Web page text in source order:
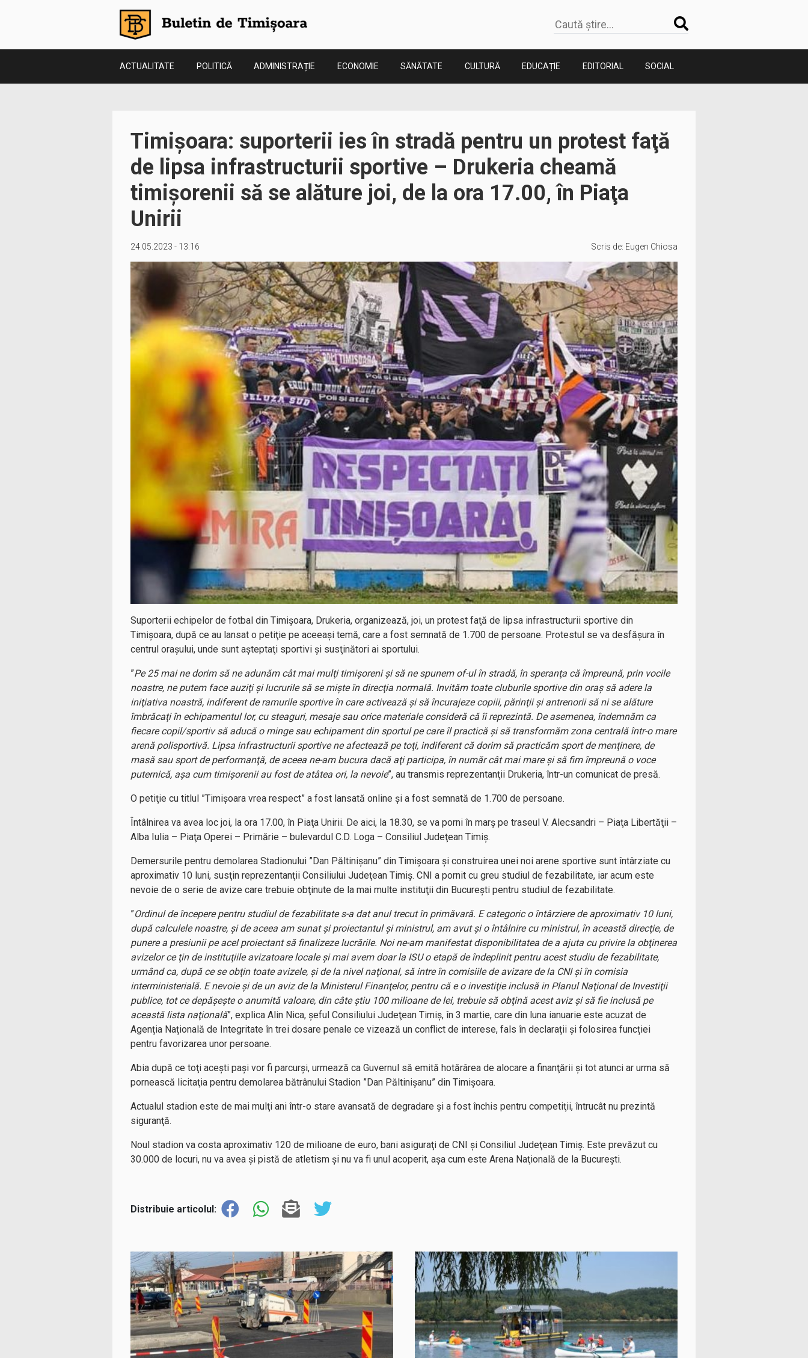
ACTUALITATE POLITICĂ ADMINISTRAȚIE ECONOMIE SĂNĂTATE CULTURĂ EDUCAȚIE EDITORIAL SOCIAL
Timișoara: suporterii ies în stradă pentru un protest faţă
de lipsa infrastructurii sportive – Drukeria cheamă
timișorenii să se alăture joi, de la ora 17.00, în Piaţa
Unirii
24.05.2023 - 13:16 Scris de: Eugen Chiosa
Suporterii echipelor de fotbal din Timişoara, Drukeria, organizează, joi, un protest faţă de lipsa infrastructurii sportive din
Timişoara, după ce au lansat o petiţie pe aceeaşi temă, care a fost semnată de 1.700 de persoane. Protestul se va desfăşura în
centrul oraşului, unde sunt aşteptaţi sportivi şi susţinători ai sportului.
”Pe 25 mai ne dorim să ne adunăm cât mai mulţi timişoreni şi să ne spunem of-ul în stradă, în speranţa că împreună, prin vocile
noastre, ne putem face auziţi şi lucrurile să se mişte în direcţia normală. Invităm toate cluburile sportive din oraş să adere la
iniţiativa noastră, indiferent de ramurile sportive în care activează şi să încurajeze copiii, părinţii şi antrenorii să ni se alăture
îmbrăcaţi în echipamentul lor, cu steaguri, mesaje sau orice materiale consideră că îi reprezintă. De asemenea, îndemnăm ca
fiecare copil/sportiv să aducă o minge sau echipament din sportul pe care îl practică şi să transformăm zona centrală într-o mare
arenă polisportivă. Lipsa infrastructurii sportive ne afectează pe toţi, indiferent că dorim să practicăm sport de menţinere, de
masă sau sport de performanţă, de aceea ne-am bucura dacă aţi participa, în număr cât mai mare şi să fim împreună o voce
puternică, aşa cum timişorenii au fost de atâtea ori, la nevoie”, au transmis reprezentanţii Drukeria, într-un comunicat de presă.
O petiţie cu titlul ”Timişoara vrea respect” a fost lansată online şi a fost semnată de 1.700 de persoane.
Întâlnirea va avea loc joi, la ora 17.00, în Piaţa Unirii. De aici, la 18.30, se va porni în marş pe traseul V. Alecsandri – Piaţa Libertăţii –
Alba Iulia – Piaţa Operei – Primărie – bulevardul C.D. Loga – Consiliul Judeţean Timiş.
Demersurile pentru demolarea Stadionului ”Dan Păltinişanu” din Timişoara şi construirea unei noi arene sportive sunt întârziate cu
aproximativ 10 luni, susţin reprezentanţii Consiliului Judeţean Timiş. CNI a pornit cu greu studiul de fezabilitate, iar acum este
nevoie de o serie de avize care trebuie obţinute de la mai multe instituţii din Bucureşti pentru studiul de fezabilitate.
”Ordinul de începere pentru studiul de fezabilitate s-a dat anul trecut în primăvară. E categoric o întârziere de aproximativ 10 luni,
după calculele noastre, şi de aceea am sunat şi proiectantul şi ministrul, am avut şi o întâlnire cu ministrul, în această direcţie, de
punere a presiunii pe acel proiectant să finalizeze lucrările. Noi ne-am manifestat disponibilitatea de a ajuta cu privire la obţinerea
avizelor ce ţin de instituţiile avizatoare locale şi mai avem doar la ISU o etapă de îndeplinit pentru acest studiu de fezabilitate,
urmând ca, după ce se obţin toate avizele, şi de la nivel naţional, să intre în comisiile de avizare de la CNI şi în comisia
interministerială. E nevoie şi de un aviz de la Ministerul Finanţelor, pentru că e o investiţie inclusă in Planul Naţional de Investiţii
publice, tot ce depăşeşte o anumită valoare, din câte ştiu 100 milioane de lei, trebuie să obţină acest aviz şi să fie inclusă pe
această lista naţională”, explica Alin Nica, șeful Consiliului Judeţean Timiş, în 3 martie, care din luna ianuarie este acuzat de
Agenția Națională de Integritate în trei dosare penale ce vizează un conflict de interese, fals în declarații și folosirea funcției
pentru favorizarea unor persoane.
Abia după ce toţi aceşti paşi vor fi parcurşi, urmează ca Guvernul să emită hotărârea de alocare a finanţării şi tot atunci ar urma să
pornească licitaţia pentru demolarea bătrânului Stadion ”Dan Păltinişanu” din Timişoara.
Actualul stadion este de mai mulţi ani într-o stare avansată de degradare şi a fost închis pentru competiţii, întrucât nu prezintă
siguranţă.
Noul stadion va costa aproximativ 120 de milioane de euro, bani asiguraţi de CNI şi Consiliul Judeţean Timiş. Este prevăzut cu
30.000 de locuri, nu va avea şi pistă de atletism şi nu va fi unul acoperit, aşa cum este Arena Naţională de la Bucureşti.
Distribuie articolul: